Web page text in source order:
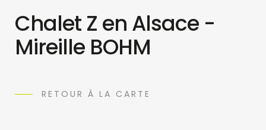
Chalet Z en Alsace -
Mireille BOHM
RETOUR À LA CARTE